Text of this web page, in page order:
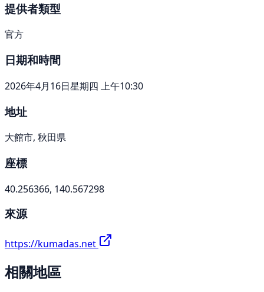
提供者類型
官方
日期和時間
2026年4月16日星期四 上午10:30
地址
大館市, 秋田県
座標
40.256366, 140.567298
來源
https://kumadas.net
相關地區